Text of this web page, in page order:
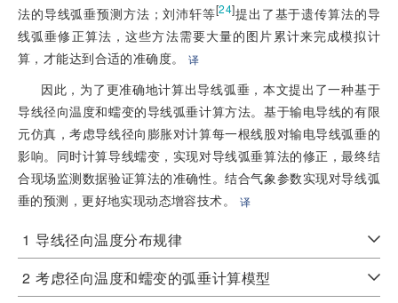
法的导线弧垂预测方法；刘沛轩等[24]提出了基于遗传算法的导
线弧垂修正算法，这些方法需要大量的图片累计来完成模拟计
算，才能达到合适的准确度。 译
因此，为了更准确地计算出导线弧垂，本文提出了一种基于
导线径向温度和蠕变的导线弧垂计算方法。基于输电导线的有限
元仿真，考虑导线径向膨胀对计算每一根线股对输电导线弧垂的
影响。同时计算导线蠕变，实现对导线弧垂算法的修正，最终结
合现场监测数据验证算法的准确性。结合气象参数实现对导线弧
垂的预测，更好地实现动态增容技术。
译
1 导线径向温度分布规律
2 考虑径向温度和蠕变的弧垂计算模型